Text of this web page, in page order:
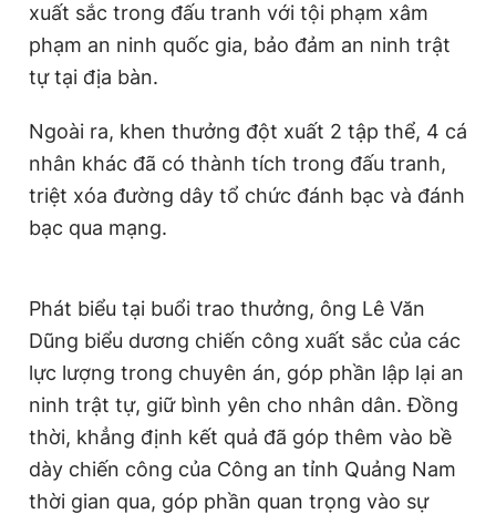
xuất sắc trong đấu tranh với tội phạm xâm
phạm an ninh quốc gia, bảo đảm an ninh trật
tự tại địa bàn.
Ngoài ra, khen thưởng đột xuất 2 tập thể, 4 cá
nhân khác đã có thành tích trong đấu tranh,
triệt xóa đường dây tổ chức đánh bạc và đánh
bạc qua mạng.
Phát biểu tại buổi trao thưởng, ông Lê Văn
Dũng biểu dương chiến công xuất sắc của các
lực lượng trong chuyên án, góp phần lập lại an
ninh trật tự, giữ bình yên cho nhân dân. Đồng
thời, khẳng định kết quả đã góp thêm vào bề
dày chiến công của Công an tỉnh Quảng Nam
thời gian qua, góp phần quan trọng vào sự